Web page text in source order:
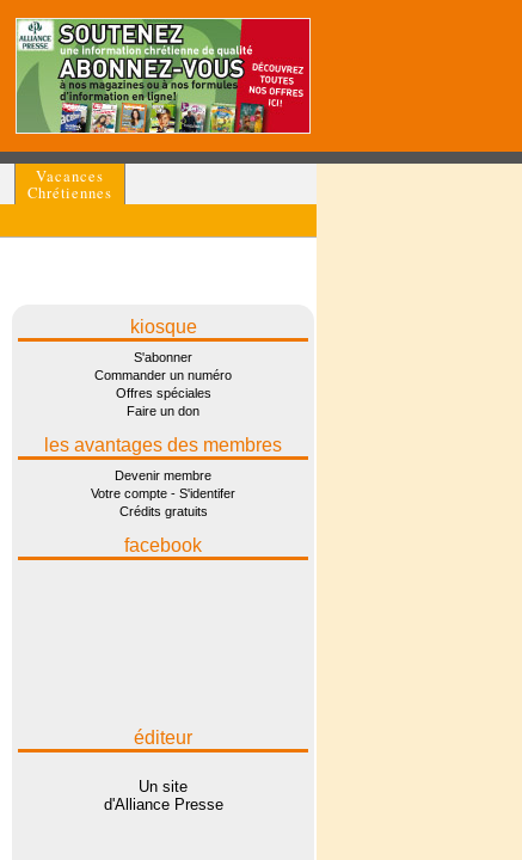
Vacances
Chrétiennes
kiosque
S'abonner
Commander un numéro
Offres spéciales
Faire un don
les avantages des membres
Devenir membre
Votre compte - S'identifer
Crédits gratuits
facebook
éditeur
Un site
d'Alliance Presse